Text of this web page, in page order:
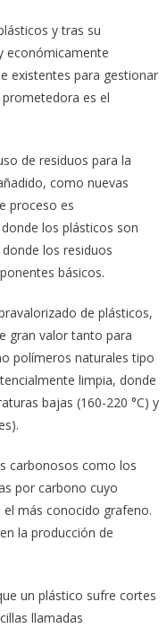
y tras su
económicamente
existentes para gestionar
es el
de residuos para la
como nuevas
proceso es
los plásticos son
los residuos
básicos.
de plásticos,
gran valor tanto para
polímeros naturales tipo
limpia, donde
bajas (160-220 °C) y
carbonosos como los
por carbono cuyo
más conocido grafeno.
la producción de
un plástico sufre cortes
llamadas